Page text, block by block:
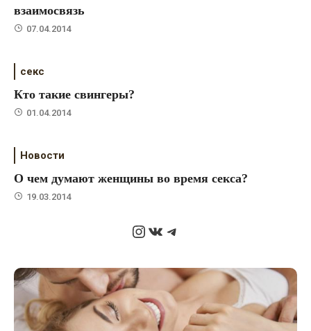
взаимосвязь
07.04.2014
секс
Кто такие свингеры?
01.04.2014
Новости
О чем думают женщины во время секса?
19.03.2014
Instagram
ВКонтакте
Telegram